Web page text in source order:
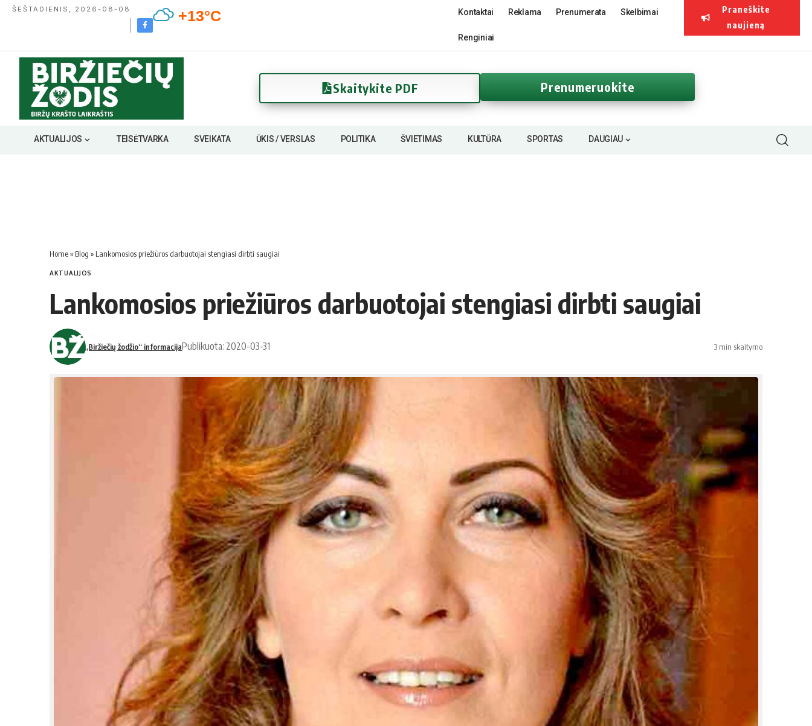
ŠEŠTADIENIS, 2026-08-08 +13°C Kontaktai Reklama Prenumerata Skelbimai
Renginiai
Praneškite
naujieną
Skaitykite PDF Prenumeruokite
AKTUALIJOS TEISĖTVARKA SVEIKATA ŪKIS / VERSLAS POLITIKA ŠVIETIMAS KULTŪRA SPORTAS DAUGIAU
Home» Blog » Lankomosios priežiūros darbuotojai stengiasi dirbti saugiai
AKTUALIJOS
Lankomosios priežiūros darbuotojai stengiasi dirbti saugiai
„Biržiečių žodžio“ informacijaPublikuota: 2020-03-31 3 min skaitymo